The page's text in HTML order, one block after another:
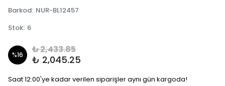
Barkod: NUR-BL12457
Stok: 6
%16 ₺ 2,433.85
₺ 2,045.25
Saat 12:00'ye kadar verilen siparişler aynı gün kargoda!